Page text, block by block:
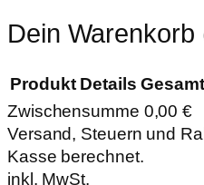
Dein Warenkorb
Produkte
im
Produkt Details
Zwischensumme 0,00 €
Versand, Steuern und
Kasse berechnet.
inkl. MwSt.